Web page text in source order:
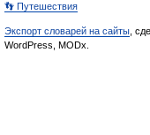
👣 Путешествия
Экспорт словарей на сайты ,
WordPress, MODx.